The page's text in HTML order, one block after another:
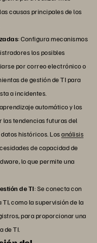
causas principales de los
: Configura mecanismos
los posibles
por correo electrónico o
de gestión de TI para
a incidentes.
automático y los
tendencias futuras del
históricos. Losanálisis
de capacidad de
lo que permite una
de TI: Se conecta con
como la supervisión de la
para proporcionar una
de TI.